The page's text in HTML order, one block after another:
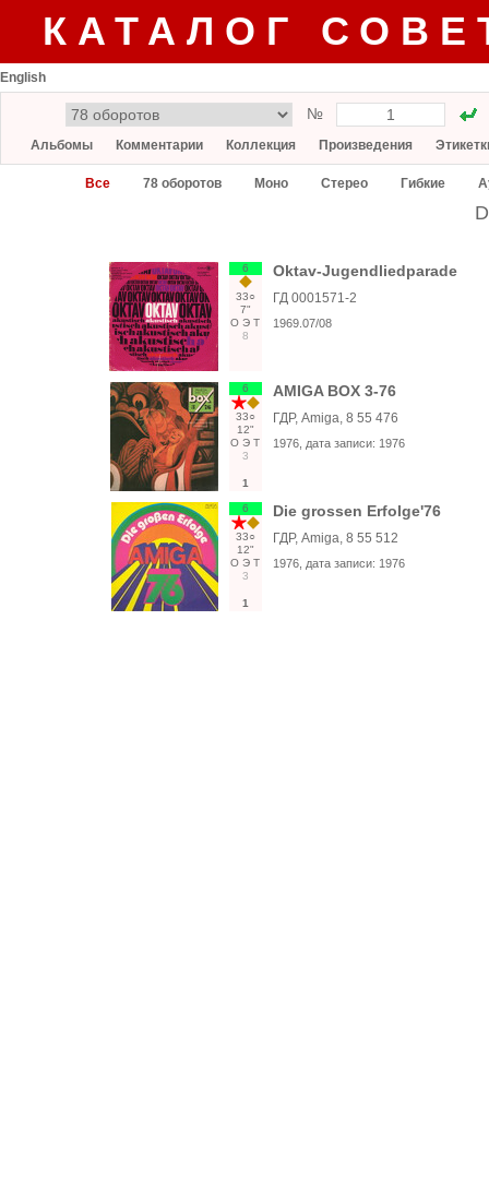
КАТАЛОГ
English
№
Альбомы Комментарии Коллекция Произведения
Все 78 оборотов Моно Стерео Гибкие
6
33○
7"
О Э Т
8
Oktav-Jugendliedparade
ГД 0001571-2
1969.07/08
6
33○
12"
О Э Т
3
1
AMIGA BOX 3-76
ГДР, Amiga, 8 55 476
1976 , дата записи: 1976
6
33○
12"
О Э Т
3
1
Die grossen Erfolge'76
ГДР, Amiga, 8 55 512
1976 , дата записи: 1976